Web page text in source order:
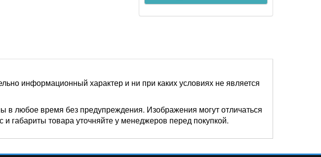
информационный характер и ни при каких условиях не является
любое время без предупреждения. Изображения могут отличаться
и габариты товара уточняйте у менеджеров перед покупкой.